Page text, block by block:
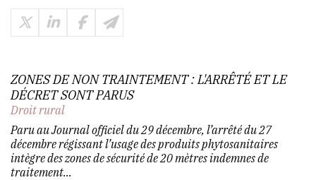
ZONES DE NON TRAINTEMENT : L'ARRÊTÉ ET LE
DÉCRET SONT PARUS
Droit rural
Paru au Journal officiel du 29 décembre, l’arrêté du 27
décembre régissant l’usage des produits phytosanitaires
intègre des zones de sécurité de 20 mètres indemnes de
traitement...